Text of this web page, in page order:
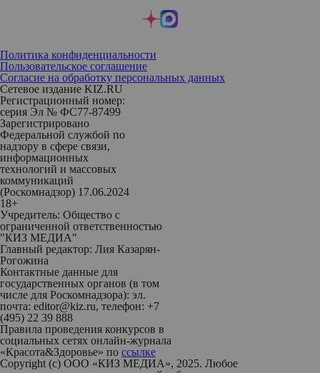
Политика конфиденциальности
Пользовательское соглашение
Согласие на обработку персональных данных
Сетевое издание KIZ.RU
Регистрационный номер:
серия Эл № ФС77-87499
Зарегистрировано
Федеральной службой по
надзору в сфере связи,
информационных
технологий и массовых
коммуникаций
(Роскомнадзор) 17.06.2024
18+
Учредитель: Общество с
ограниченной ответственностью
"КИЗ МЕДИА"
Главный редактор: Лия Казарян-
Рогожина
Контактные данные для
государственных органов (в том
числе для Роскомнадзора): эл.
почта: editor@kiz.ru, телефон: +7
(495) 22 39 888
Правила проведения конкурсов в
социальных сетях онлайн-журнала
«Красота&Здоровье» по ссылке
Copyright (с) ООО «КИЗ МЕДИА», 2025. Любое